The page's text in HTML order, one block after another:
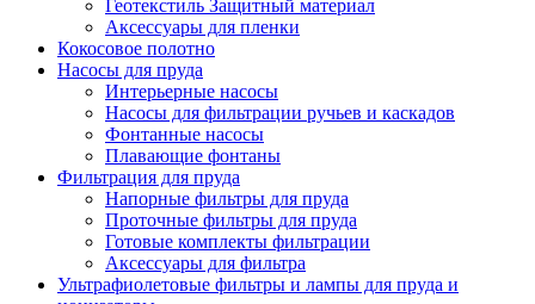
Геотекстиль Защитный материал
Аксессуары для пленки
Кокосовое полотно
Насосы для пруда
Интерьерные насосы
Насосы для фильтрации ручьев и каскадов
Фонтанные насосы
Плавающие фонтаны
Фильтрация для пруда
Напорные фильтры для пруда
Проточные фильтры для пруда
Готовые комплекты фильтрации
Аксессуары для фильтра
Ультрафиолетовые фильтры и лампы для пруда и